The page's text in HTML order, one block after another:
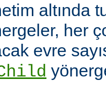
altında
her
evre